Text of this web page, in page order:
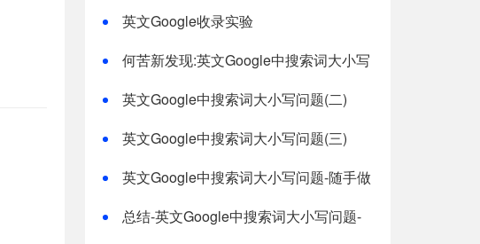
英文Google收录实验
何苦新发现:英文Google中搜索词大小写
英文Google中搜索词大小写问题(二)
英文Google中搜索词大小写问题(三)
英文Google中搜索词大小写问题-随手做
总结-英文Google中搜索词大小写问题-